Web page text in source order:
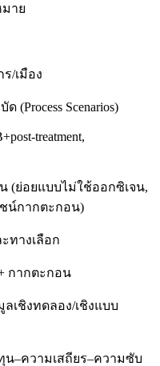
าย
/เมือง
(Process Scenarios)
(ย่อยแบบไม่ใช้ออกซิเจน,
น์กากตะกอน)
ทางเลือก
กากตะกอน
เชิงทดลอง/เชิงแบบ
น–ความเสถียร–ความซับ